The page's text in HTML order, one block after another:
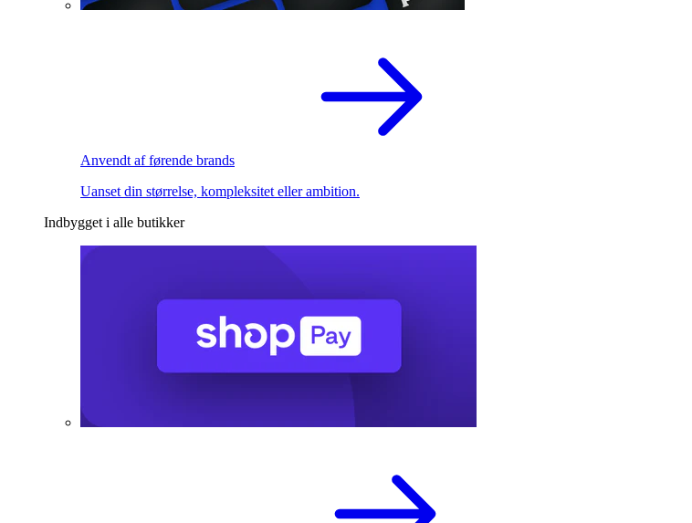
Anvendt af førende brands
Uanset din størrelse, kompleksitet eller ambition.
Indbygget i alle butikker